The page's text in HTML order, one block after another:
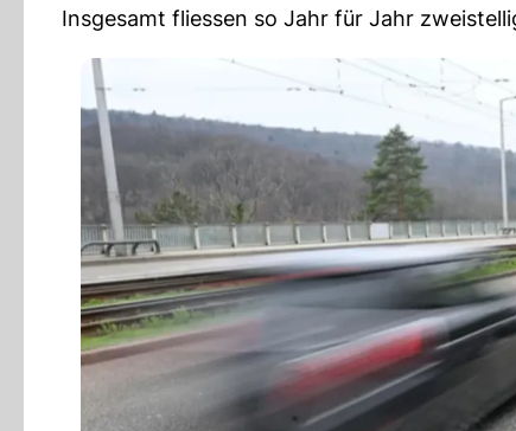
Insgesamt fliessen so Jahr für Jahr